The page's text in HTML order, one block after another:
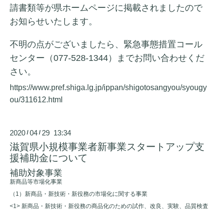
請書類等が県ホームページに掲載されましたので
お知らせいたします。
不明の点がございましたら、緊急事態措置コール
センター（077-528-1344）までお問い合わせくだ
さい。
https://www.pref.shiga.lg.jp/ippan/shigotosangyou/syougy
ou/311612.html
2020 /04 / 29 13:34
滋賀県小規模事業者新事業スタートアップ支
援補助金について
補助対象事業
新商品等市場化事業
（1）新商品・新技術・新役務の市場化に関する事業
<1> 新商品・新技術・新役務の商品化のための試作、改良、実験、品質検査